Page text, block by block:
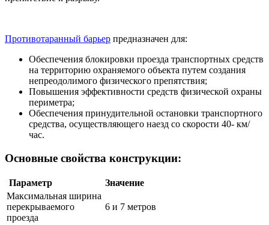
Противотаранный барьер предназначен для:
Обеспечения блокировки проезда транспортных средств
на территорию охраняемого объекта путем создания
непреодолимого физического препятствия;
Повышения эффективности средств физической охраны
периметра;
Обеспечения принудительной остановки транспортного
средства, осуществляющего наезд со скорости 40- км/
час.
Основные свойства конструкции:
Параметр
Значение
Максимальная ширина
перекрываемого
проезда
6 и 7 метров